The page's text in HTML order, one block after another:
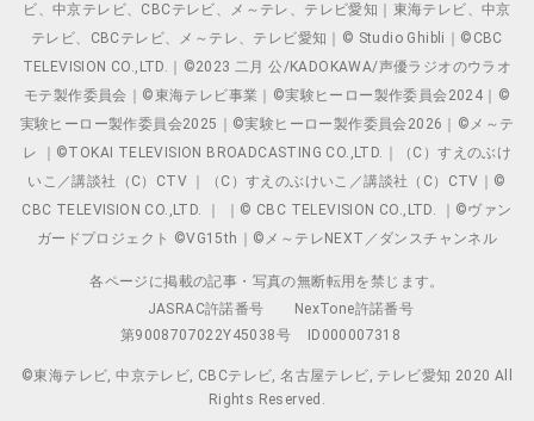
ビ、中京テレビ、CBCテレビ、メ～テレ、テレビ愛知｜東海テレビ、中京
テレビ、CBCテレビ、メ～テレ、テレビ愛知｜© Studio Ghibli｜©CBC
TELEVISION CO.,LTD.｜©2023 二月 公/KADOKAWA/声優ラジオのウラオ
モテ製作委員会｜©東海テレビ事業｜©実験ヒーロー製作委員会2024｜©
実験ヒーロー製作委員会2025｜©実験ヒーロー製作委員会2026｜©メ～テ
レ ｜©TOKAI TELEVISION BROADCASTING CO.,LTD.｜（C）すえのぶけ
いこ／講談社（C）CTV ｜（C）すえのぶけいこ／講談社（C）CTV｜©
CBC TELEVISION CO.,LTD. ｜ ｜© CBC TELEVISION CO.,LTD. ｜©ヴァン
ガードプロジェクト ©VG15th｜©メ～テレNEXT／ダンスチャンネル
各ページに掲載の記事・写真の無断転用を禁じます。
JASRAC許諾番号
NexTone許諾番号
第9008707022Y45038号
ID000007318
©東海テレビ, 中京テレビ, CBCテレビ, 名古屋テレビ, テレビ愛知 2020 All
Rights Reserved.